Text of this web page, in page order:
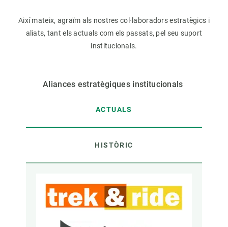
Així mateix, agraïm als nostres col·laboradors estratègics i
aliats, tant els actuals com els passats, pel seu suport
institucionals.
Aliances estratègiques institucionals
ACTUALS
HISTÒRIC